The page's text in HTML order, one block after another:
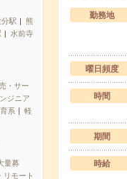
分駅
熊
水前寺
・サー
ジニア
系
軽
量募
リモート
勤務地
曜日頻度
時間
期間
時給